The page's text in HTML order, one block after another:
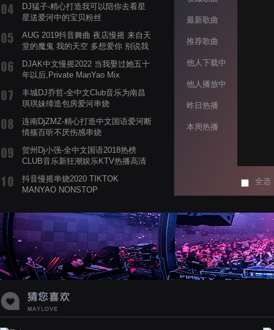
DJ猛子-精心打造我可以陪你去看星
星送爱河中的宝贝粉丝
AUG 2019抖音舞曲 夜店慢摇 来自天
堂的魔鬼 我的天空 多想爱你 别说我
DJAK中文慢摇2022 当我娶过她五十
年以后,Private ManYao Mix
丰城DJ乔哲-全中文Club音乐为南昌
琪琪妹缔造包房爱河串烧
连南DjZMZ-精心打造中文国语爱河断
情殇百听不厌伤感串烧
贺州Dj小强-全中文国语2018热榜
CLUB音乐新狂潮娱乐KTV热播高清
抖音慢摇串烧2020 TIKTOK
MANYAO NONSTOP
蝉爸爸妈妈爱存在夏天的风是想你的
声音啊
最新歌曲
推荐歌曲
他人下载中
他人播放中
昨日热播
本周热播
全选